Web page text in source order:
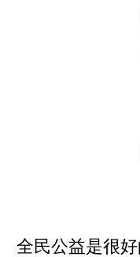
全民公益是很